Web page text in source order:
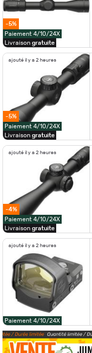
-5%
Paiement 4/10/24X
Livraison gratuite
ajouté il y a 2 heures
-5%
Paiement 4/10/24X
Livraison gratuite
ajouté il y a 2 heures
-4%
Paiement 4/10/24X
Livraison gratuite
ajouté il y a 2 heures
Paiement 4/10/24X